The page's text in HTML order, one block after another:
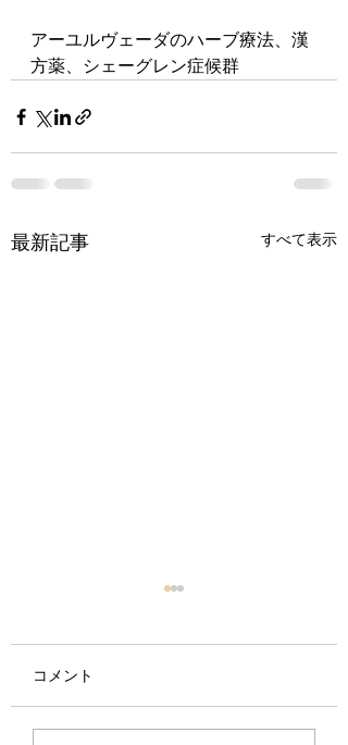
アーユルヴェーダのハーブ療法、漢
方薬、シェーグレン症候群
最新記事 すべて表示
現在、老化を逆転させると
いうテーマが大流行してい
ます。実際、リバース・エ
コメント